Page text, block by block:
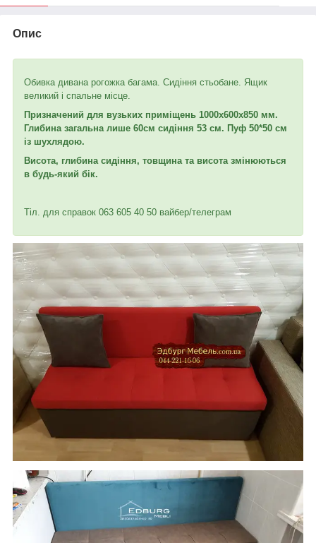
Опис
Обивка дивана рогожка багама. Сидіння стьобане. Ящик
великий і спальне місце.
Призначений для вузьких приміщень 1000х600х850 мм.
Глибина загальна лише 60см сидіння 53 см. Пуф 50*50 см
із шухлядою.
Висота, глибина сидіння, товщина та висота змінюються
в будь-який бік.
Тіл. для справок 063 605 40 50 вайбер/телеграм